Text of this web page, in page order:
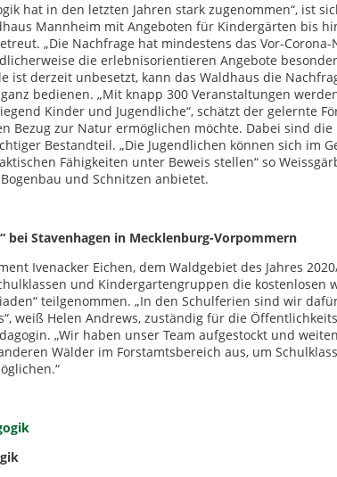
hat in den letzten Jahren stark zugenommen“, ist
Mannheim mit Angeboten für Kindergärten bis
„Die Nachfrage hat mindestens das Vor-
die erlebnisorientieren Angebote
ist derzeit unbesetzt, kann das Waldhaus die
bedienen. „Mit knapp 300 Veranstaltungen
Kinder und Jugendliche“, schätzt der gelernte
Bezug zur Natur ermöglichen möchte. Dabei sind
Bestandteil. „Die Jugendlichen können sich im
Fähigkeiten unter Beweis stellen“ so
und Schnitzen anbietet.
bei Stavenhagen in Mecklenburg-Vorpommern
Ivenacker Eichen, dem Waldgebiet des Jahres
und Kindergartengruppen die kostenlosen
teilgenommen. „In den Schulferien sind wir
weiß Helen Andrews, zuständig für die
„Wir haben unser Team aufgestockt und
Wälder im Forstamtsbereich aus, um